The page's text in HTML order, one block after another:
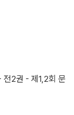
전2권 - 제1,2회 문